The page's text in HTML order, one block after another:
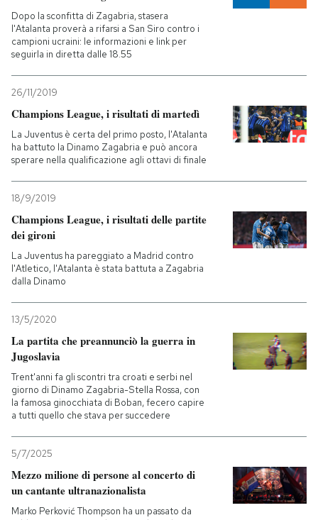
Dopo la sconfitta di Zagabria, stasera
l'Atalanta proverà a rifarsi a San Siro contro i
campioni ucraini: le informazioni e link per
seguirla in diretta dalle 18.55
26/11/2019
Champions League, i risultati di martedì
La Juventus è certa del primo posto, l'Atalanta
ha battuto la Dinamo Zagabria e può ancora
sperare nella qualificazione agli ottavi di finale
18/9/2019
Champions League, i risultati delle partite
dei gironi
La Juventus ha pareggiato a Madrid contro
l'Atletico, l'Atalanta è stata battuta a Zagabria
dalla Dinamo
13/5/2020
La partita che preannunciò la guerra in
Jugoslavia
Trent'anni fa gli scontri tra croati e serbi nel
giorno di Dinamo Zagabria-Stella Rossa, con
la famosa ginocchiata di Boban, fecero capire
a tutti quello che stava per succedere
5/7/2025
Mezzo milione di persone al concerto di
un cantante ultranazionalista
Marko Perković Thompson ha un passato da